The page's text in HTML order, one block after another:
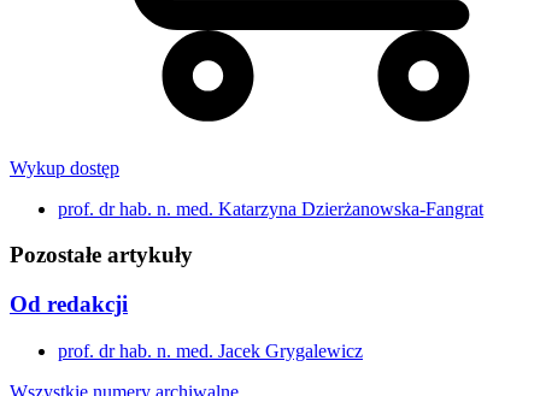
Wykup dostęp
prof. dr hab. n. med. Katarzyna Dzierżanowska-Fangrat
Pozostałe artykuły
Od redakcji
prof. dr hab. n. med. Jacek Grygalewicz
Wszystkie numery archiwalne